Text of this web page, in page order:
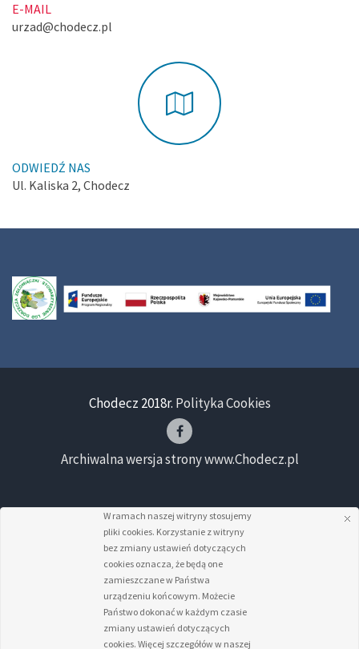
E-MAIL
urzad@chodecz.pl
ODWIEDŹ NAS
Ul. Kaliska 2, Chodecz
Chodecz 2018r. Polityka Cookies
Archiwalna wersja strony www.Chodecz.pl
W ramach naszej witryny stosujemy
pliki cookies. Korzystanie z witryny
bez zmiany ustawień dotyczących
cookies oznacza, że będą one
zamieszczane w Państwa
urządzeniu końcowym. Możecie
Państwo dokonać w każdym czasie
zmiany ustawień dotyczących
cookies. Więcej szczegółów w naszej